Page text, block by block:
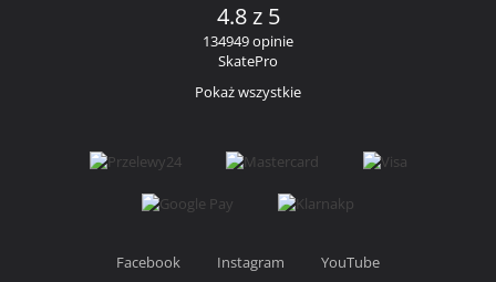
4.8 z 5
134949 opinie
SkatePro
Pokaż wszystkie
Facebook Instagram YouTube